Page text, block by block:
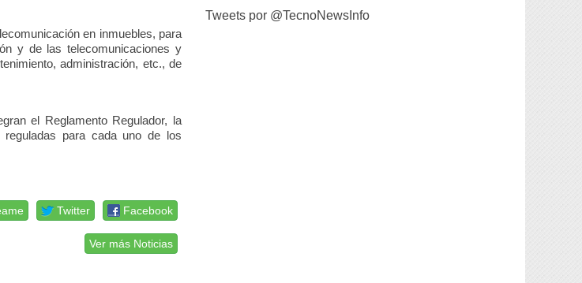
en inmuebles, para
y de las telecomunicaciones y
administración, etc., de
el Reglamento Regulador, la
para cada uno de los
Facebook
Twitter
Ver más Noticias
Tweets por @TecnoNewsInfo